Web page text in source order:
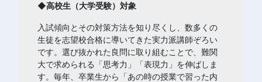
◆高校生（大学受験）対象
入試傾向とその対策方法を知り尽くし、数多くの
生徒を志望校合格に導いてきた実力派講師ぞろい
です。選び抜かれた良問に取り組むことで、難関
大で求められる「思考力」「表現力」を伸ばしま
す。毎年、卒業生から「あの時の授業で習った内